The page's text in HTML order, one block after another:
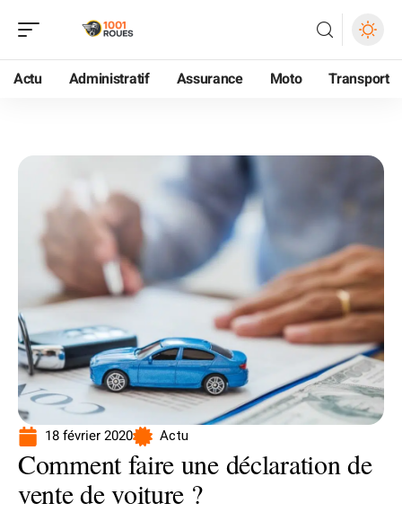
Actu Administratif Assurance Moto Transport
18 février 2020 Actu
Comment faire une déclaration de
vente de voiture ?